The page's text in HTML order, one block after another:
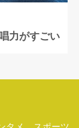
力がすごい